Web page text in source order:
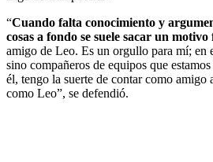
“Cuando falta conocimiento y
cosas a fondo se suele sacar un
amigo de Leo. Es un orgullo para mí; en
sino compañeros de equipos que
él, tengo la suerte de contar como amigo
como Leo”, se defendió.